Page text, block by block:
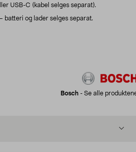
USB-C (kabel selges separat).
batteri og lader selges separat.
Bosch - Se alle